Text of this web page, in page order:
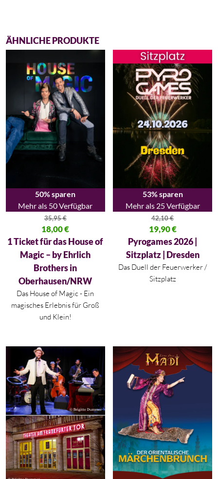
ÄHNLICHE PRODUKTE
50% sparen
Mehr als 50 Verfügbar
35,95€
Ursprünglicher Preis war: 35,95 €
18,00€
Aktueller Preis ist: 18,00 €.
1 Ticket für das House of
Magic – by Ehrlich
Brothers in
Oberhausen/NRW
Das House of Magic - Ein
magisches Erlebnis für Groß
und Klein!
53% sparen
Mehr als 25 Verfügbar
42,10€
Ursprünglicher Preis war:
19,90€
Aktueller Preis ist: 19,90 €.
Pyrogames 2026 |
Sitzplatz | Dresden
Das Duell der Feuerwerker /
Sitzplatz